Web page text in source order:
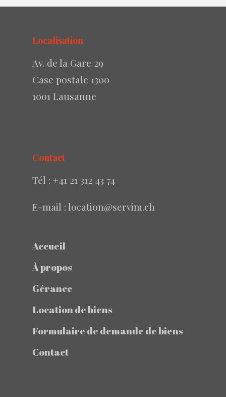
Localisation
Av. de la Gare 29
Case postale 1300
1001 Lausanne
Contact
Tél : +41 21 312 43 74
E-mail : location@servim.ch
Accueil
À propos
Gérance
Location de biens
Formulaire de demande de biens
Contact